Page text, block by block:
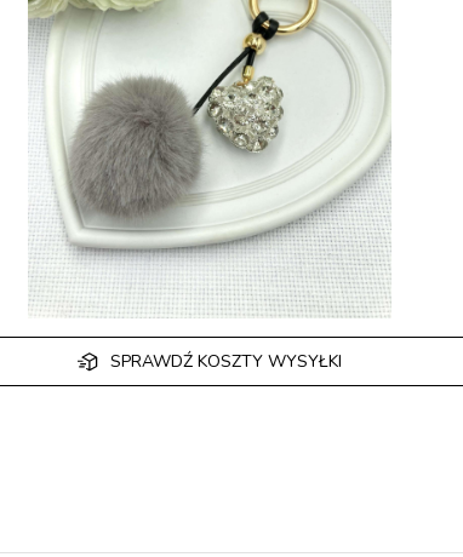
SPRAWDŹ KOSZTY WYSYŁKI